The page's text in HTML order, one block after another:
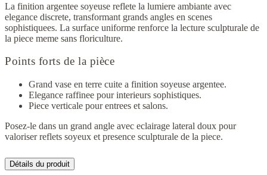
La finition argentee soyeuse reflete la lumiere ambiante avec
elegance discrete, transformant grands angles en scenes
sophistiquees. La surface uniforme renforce la lecture sculpturale de
la piece meme sans floriculture.
Points forts de la pièce
Grand vase en terre cuite a finition soyeuse argentee.
Elegance raffinee pour interieurs sophistiques.
Piece verticale pour entrees et salons.
Posez-le dans un grand angle avec eclairage lateral doux pour
valoriser reflets soyeux et presence sculpturale de la piece.
Détails du produit